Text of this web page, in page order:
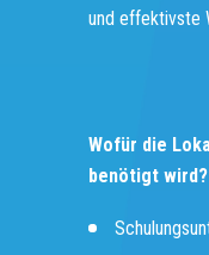
und effektivste
Wofür die
benötigt wird?